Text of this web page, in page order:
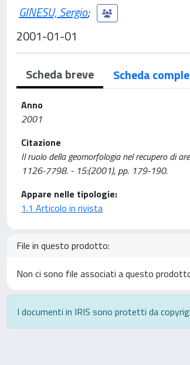
GINESU, Sergio;
2001-01-01
Scheda breve Scheda
Anno
2001
Citazione
Il ruolo della geomorfologia nel recupero di
1126-7798. - 15:(2001), pp. 179-190.
Appare nelle tipologie:
1.1 Articolo in rivista
File in questo prodotto:
Non ci sono file associati a questo
I documenti in IRIS sono protetti da